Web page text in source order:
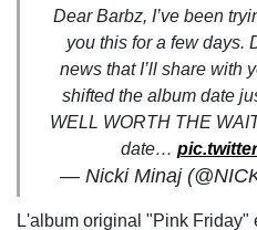
Dear Barbz, I’ve been
you this for a few days.
news that I’ll share with
shifted the album date
WELL WORTH THE
date…
— Nicki Minaj
L'album original "Pink Friday"